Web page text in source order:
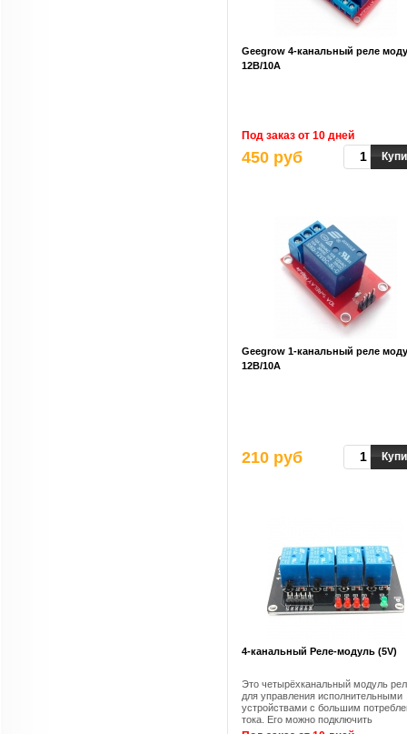
Geegrow 4-канальный реле
12B/10A
Под заказ от 10 дней
450 руб
Geegrow 1-канальный реле
12B/10A
210 руб
4-канальный Pеле-модуль (5V)
Это четырёхканальный модуль
для управления исполнительными
устройствами с большим
тока. Его можно подключить
практически к любому